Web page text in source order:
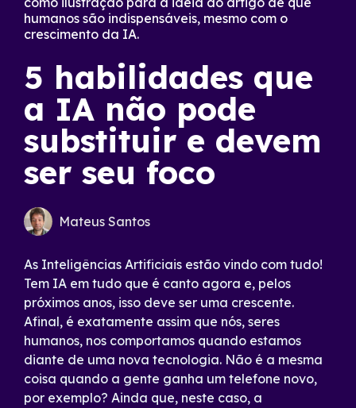
5 habilidades que
a IA não pode
substituir e devem
ser seu foco
Mateus Santos
As Inteligências Artificiais estão vindo com tudo!
Tem IA em tudo que é canto agora e, pelos
próximos anos, isso deve ser uma crescente.
Afinal, é exatamente assim que nós, seres
humanos, nos comportamos quando estamos
diante de uma nova tecnologia. Não é a mesma
coisa quando a gente ganha um telefone novo,
por exemplo? Ainda que, neste caso, a